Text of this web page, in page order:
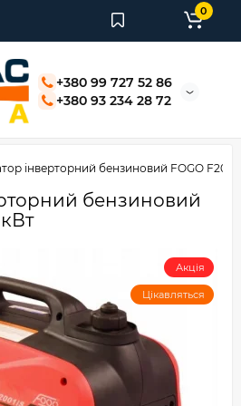
+380 99 727 52 86
+380 93 234 28 72
0
інверторний бензиновий FOGO
бензиновий
Акція
Цікавляться